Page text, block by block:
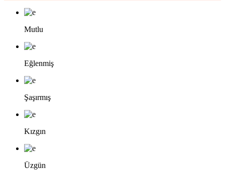
Mutlu
Eğlenmiş
Şaşırmış
Kızgın
Üzgün